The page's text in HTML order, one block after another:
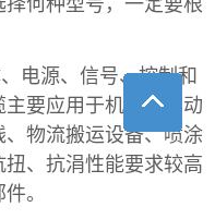
电源、信号、控制和
要应用于机器人自动
物流搬运设备、喷涂
、抗涓性能要求较高
。